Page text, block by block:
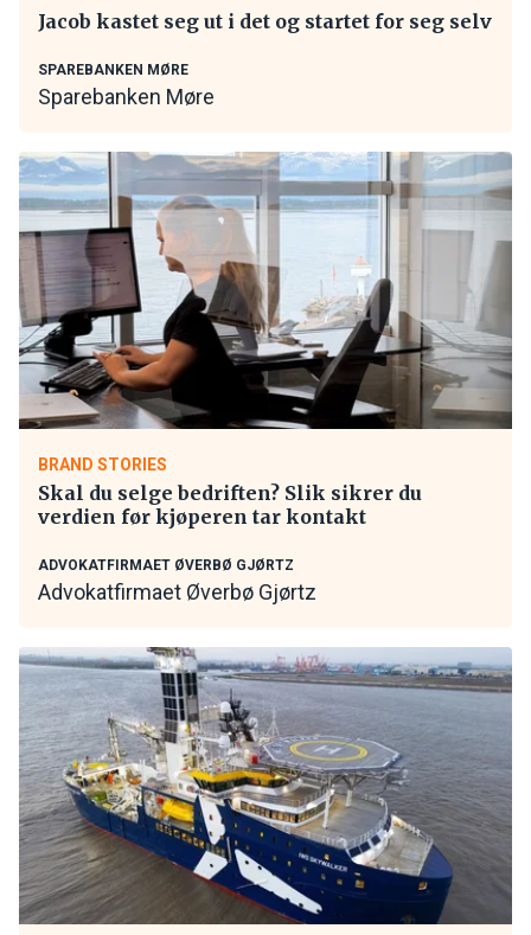
Jacob kastet seg ut i det og startet for seg selv
SPAREBANKEN MØRE
Sparebanken Møre
BRAND STORIES
Skal du selge bedriften? Slik sikrer du
verdien før kjøperen tar kontakt
ADVOKATFIRMAET ØVERBØ GJØRTZ
Advokatfirmaet Øverbø Gjørtz